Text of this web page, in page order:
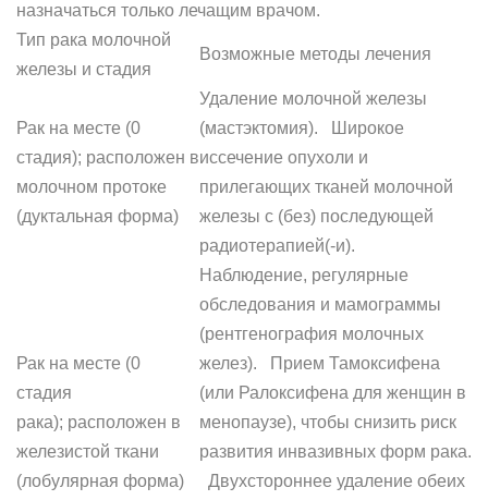
назначаться только лечащим врачом.
Тип рака молочной
железы и стадия
Возможные методы лечения
Рак на месте (0
стадия); расположен в
молочном протоке
(дуктальная форма)
Удаление молочной железы
(мастэктомия). Широкое
иссечение опухоли и
прилегающих тканей молочной
железы с (без) последующей
радиотерапией(-и).
Рак на месте (0
стадия
рака); расположен в
железистой ткани
(лобулярная форма)
Наблюдение, регулярные
обследования и мамограммы
(рентгенография молочных
желез). Прием Тамоксифена
(или Ралоксифена для женщин в
менопаузе), чтобы снизить риск
развития инвазивных форм рака.
Двухстороннее удаление обеих